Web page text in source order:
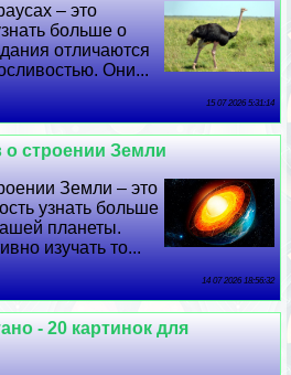
– это
больше о
отличаются
Они...
15 07 2026 5:31:14
о строении Земли
Земли – это
узнать больше
планеты.
изучать то...
14 07 2026 18:56:32
- 20 картинок для